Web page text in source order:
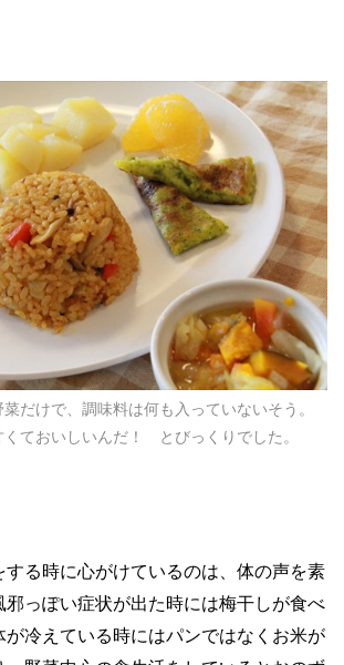
だけで、調味料は何も入っていないそう。
くておいしいんだ！ とびっくりでした。
する時に心がけているのは、体の声を素
邪っぽい症状が出た時には梅干しが食べ
が冷えている時にはパンではなくお米が